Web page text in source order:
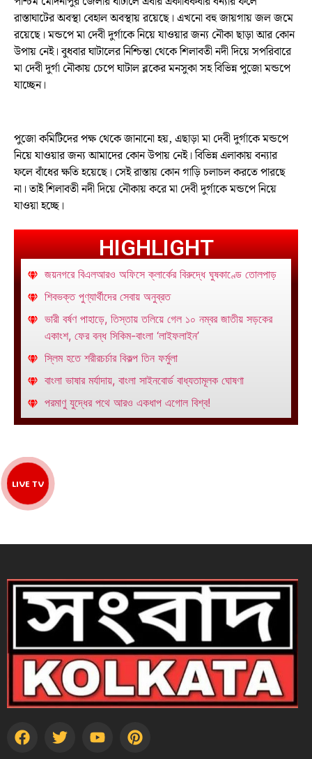
রাস্তাঘাটের অবস্থা বেহাল অবস্থায় রয়েছে। এখনো বহু জায়গায় জল জমে
রয়েছে। মন্ডপে মা দেবী দুর্গাকে নিয়ে যাওয়ার জন্য নৌকা ছাড়া আর কোন
উপায় নেই। বুধবার ঘাটালের নিশ্চিন্তা থেকে শিলাবতী নদী দিয়ে সপরিবারে
মা দেবী দুর্গা নৌকায় চেপে ঘাটাল ব্লকের মনসুকা সহ বিভিন্ন পুজো মন্ডপে
যাচ্ছেন।
পুজো কমিটিদের পক্ষ থেকে জানানো হয়, এছাড়া মা দেবী দুর্গাকে মন্ডপে
নিয়ে যাওয়ার জন্য আমাদের কোন উপায় নেই। বিভিন্ন এলাকায় বন্যার
ফলে বাঁধের ক্ষতি হয়েছে। সেই রাস্তায় কোন গাড়ি চলাচল করতে পারছে
না। তাই শিলাবতী নদী দিয়ে নৌকায় করে মা দেবী দুর্গাকে মন্ডপে নিয়ে
যাওয়া হচ্ছে।
HIGHLIGHT
জয়নগরে বিএলআরও অফিসে ক্লার্কের বিরুদ্ধে ঘুষকাণ্ডে তোলপাড়
শিবভক্ত পুণ্যার্থীদের সেবায় অনুব্রত
ভারী বর্ষণ পাহাড়ে, তিস্তায় তলিয়ে গেল ১০ নম্বর জাতীয় সড়কের
একাংশ, ফের বন্ধ সিকিম-বাংলা ‘লাইফলাইন’
স্লিম হতে শরীরচর্চার বিকল্প তিন ফর্মুলা
বাংলা ভাষার মর্যাদায়, বাংলা সাইনবোর্ড বাধ্যতামূলক ঘোষণা
পরমাণু যুদ্ধের পথে আরও একধাপ এগোল বিশ্ব!
LIVE TV